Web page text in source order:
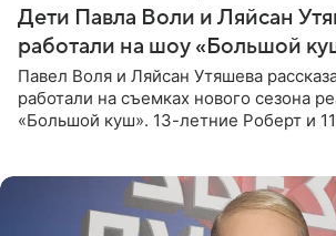
Дети Павла Воли и Ляйсан
работали на шоу «Большой
Павел Воля и Ляйсан Утяшева
работали на съемках нового сезона
«Большой куш». 13-летние Роберт и